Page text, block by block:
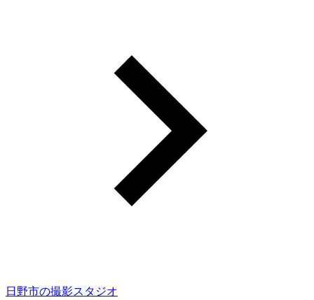
日野市の撮影スタジオ